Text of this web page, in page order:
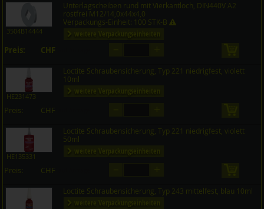
3504B14444
Unterlagscheiben rund mit Vierkantloch, DIN440V A2
rostfrei M12/14,0x44x4,0
Verpackungs-Einheit: 100 STK-B
weitere Verpackungseinheiten
Preis: CHF
HE231473
Loctite Schraubensicherung, Typ 221 niedrigfest, violett
10ml
weitere Verpackungseinheiten
Preis: CHF
HE135331
Loctite Schraubensicherung, Typ 221 niedrigfest, violett
50ml
weitere Verpackungseinheiten
Preis: CHF
Loctite Schraubensicherung, Typ 243 mittelfest, blau 10ml
weitere Verpackungseinheiten